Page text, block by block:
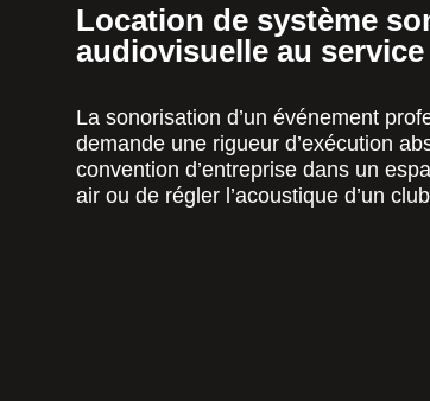
Location de système
audiovisuelle au
La sonorisation d’un événement
demande une rigueur d’exécution
convention d’entreprise dans un
air ou de régler l’acoustique d’un